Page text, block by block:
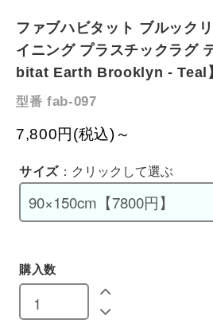
ファブハビタット ブルック
イニング プラスチックラグ
bitat Earth Brooklyn - Teal
型番 fab-097
7,800円(税込)～
サイズ ：クリックして選ぶ
購入数